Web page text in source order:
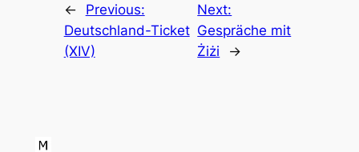
←
Previous:
Deutschland-Ticket
(XIV)
Next:
Gespräche mit
Żiżi
→